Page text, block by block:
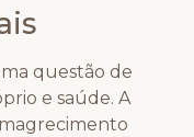
questão de
e saúde. A